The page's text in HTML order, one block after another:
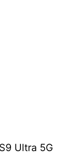
Ultra 5G